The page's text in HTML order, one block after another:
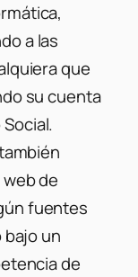
a las
que
su cuenta
de
fuentes
un
de